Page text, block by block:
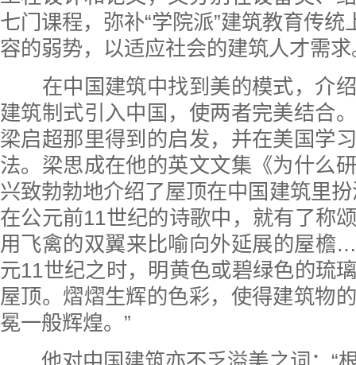
七门课程，弥补“学院派”建筑教育传统
容的弱势，以适应社会的建筑人才需求
在中国建筑中找到美的模式，介绍
建筑制式引入中国，使两者完美结合
梁启超那里得到的启发，并在美国学
法。梁思成在他的英文文集《为什么
兴致勃勃地介绍了屋顶在中国建筑里
在公元前11世纪的诗歌中，就有了称
用飞禽的双翼来比喻向外延展的屋
元11世纪之时，明黄色或碧绿色的琉
屋顶。熠熠生辉的色彩，使得建筑物
冕一般辉煌。”